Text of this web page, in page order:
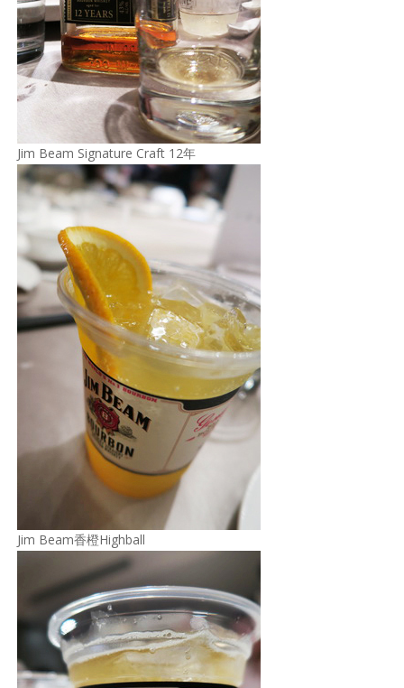
Jim Beam Signature Craft 12年
Jim Beam香橙Highball